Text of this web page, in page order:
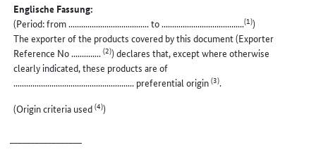
Englische Fassung:
(Period: from ...................................... to .......................................(1))
The exporter of the products covered by this document (Exporter
Reference No ..............(2)) declares that, except where otherwise
clearly indicated, these products are of
......................................................... preferential origin(3).
(Origin criteria used(4))